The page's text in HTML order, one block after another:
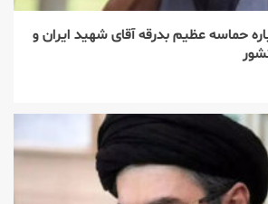
حماسه عظیم بدرقه آقای شهید ایران و